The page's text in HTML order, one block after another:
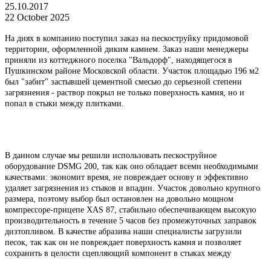
25.10.2017
22 October 2025
На днях в компанию поступил заказ на пескоструйку придомовой
территории, оформленной диким камнем. Заказ наши менеджеры
приняли из коттеджного поселка "Вальдорф", находящегося в
Пушкинском районе Московской области. Участок площадью 196 м2
был "забит" застывшей цементной смесью до серьезной степени
загрязнения - раствор покрыл не только поверхность камня, но и
попал в стыки между плитками.
В данном случае мы решили использовать пескоструйное
оборудование DSMG 200, так как оно обладает всеми необходимыми
качествами: экономит время, не повреждает основу и эффективно
удаляет загрязнения из стыков и впадин. Участок довольно крупного
размера, поэтому выбор был остановлен на довольно мощном
компрессоре-прицепе XAS 87, стабильно обеспечивающем высокую
производительность в течение 5 часов без промежуточных заправок
дизтопливом. В качестве абразива наши специалисты загрузили
песок, так как он не повреждает поверхность камня и позволяет
сохранить в целости сцепляющий компонент в стыках между